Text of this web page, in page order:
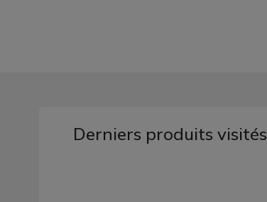
Derniers produits visités